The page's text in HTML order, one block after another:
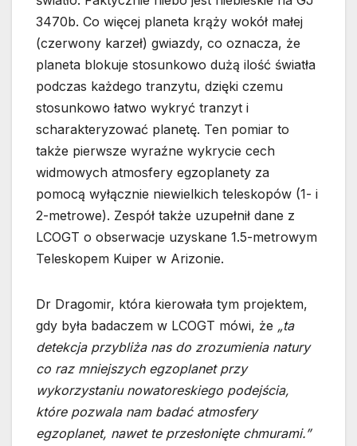
3470b. Co więcej planeta krąży wokół małej
(czerwony karzeł) gwiazdy, co oznacza, że
planeta blokuje stosunkowo dużą ilość światła
podczas każdego tranzytu, dzięki czemu
stosunkowo łatwo wykryć tranzyt i
scharakteryzować planetę. Ten pomiar to
także pierwsze wyraźne wykrycie cech
widmowych atmosfery egzoplanety za
pomocą wyłącznie niewielkich teleskopów (1- i
2-metrowe). Zespół także uzupełnił dane z
LCOGT o obserwacje uzyskane 1.5-metrowym
Teleskopem Kuiper w Arizonie.
Dr Dragomir, która kierowała tym projektem,
gdy była badaczem w LCOGT mówi, że „ta
detekcja przybliża nas do zrozumienia natury
co raz mniejszych egzoplanet przy
wykorzystaniu nowatoreskiego podejścia,
które pozwala nam badać atmosfery
egzoplanet, nawet te przesłonięte chmurami.”